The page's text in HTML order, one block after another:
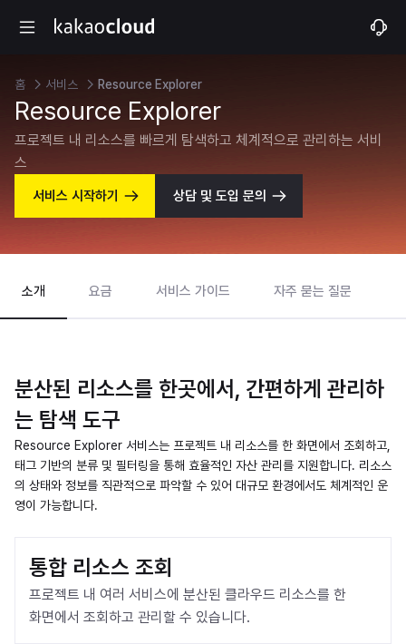
홈 서비스 Resource Explorer
Resource Explorer
프로젝트 내 리소스를 빠르게 탐색하고 체계적으로 관리하는 서비
스
서비스 시작하기 상담 및 도입 문의
소개 요금 서비스 가이드 자주 묻는 질문
분산된 리소스를 한곳에서, 간편하게 관리하
는 탐색 도구
Resource Explorer 서비스는 프로젝트 내 리소스를 한 화면에서 조회하고,
태그 기반의 분류 및 필터링을 통해 효율적인 자산 관리를 지원합니다. 리소스
의 상태와 정보를 직관적으로 파악할 수 있어 대규모 환경에서도 체계적인 운
영이 가능합니다.
통합 리소스 조회
프로젝트 내 여러 서비스에 분산된 클라우드 리소스를 한
화면에서 조회하고 관리할 수 있습니다.